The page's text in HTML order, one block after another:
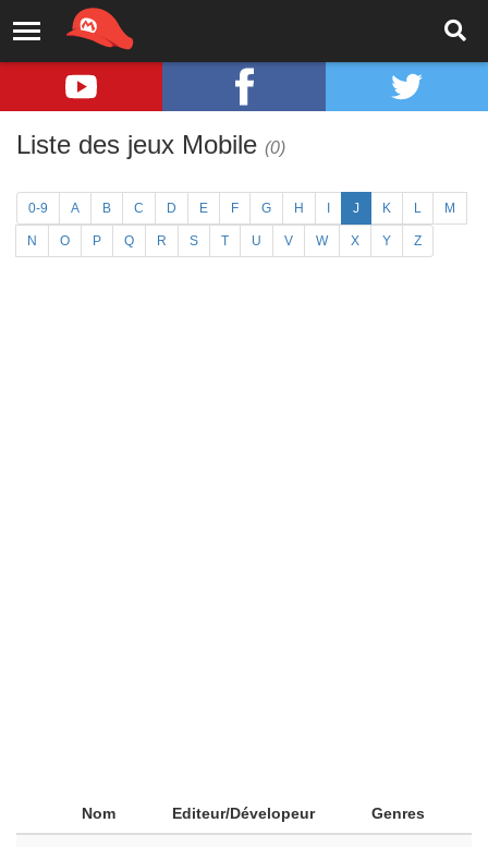
Liste des jeux Mobile (0)
0-9 A B C D E F G H J K L M
N O P Q R S T U V W X Y Z
Nom Editeur/Dévelopeur Genres